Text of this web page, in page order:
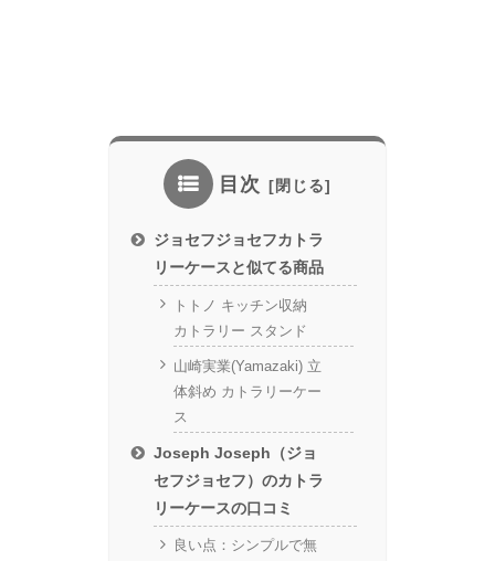
目次
ジョセフジョセフカトラ
リーケースと似てる商品
トトノ キッチン収納
カトラリー スタンド
山崎実業(Yamazaki) 立
体斜め カトラリーケー
ス
Joseph Joseph（ジョ
セフジョセフ）のカトラ
リーケースの口コミ
良い点：シンプルで無